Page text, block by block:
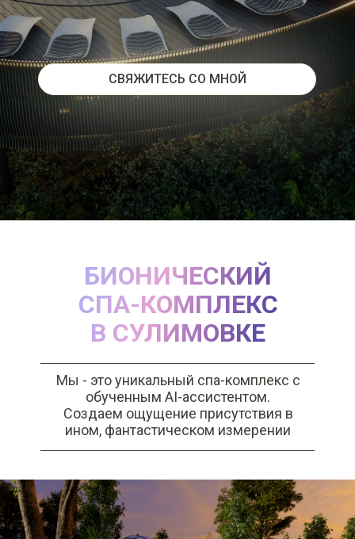
СВЯЖИТЕСЬ СО МНОЙ
Мы - это уникальный спа-комплекс с
обученным AI-ассистентом.
Создаем ощущение присутствия в
ином, фантастическом измерении
БИОНИЧЕСКИЙ
СПА-КОМПЛЕКС
В СУЛИМОВКЕ